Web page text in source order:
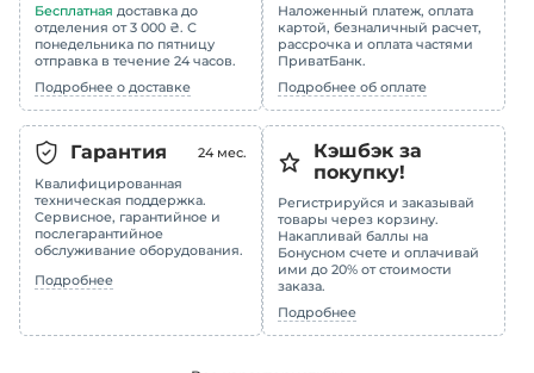
Бесплатная доставка до
отделения от 3 000 ₴. С
понедельника по пятницу
отправка в течение 24 часов.
Подробнее о доставке
Наложенный платеж, оплата
картой, безналичный расчет,
рассрочка и оплата частями
ПриватБанк.
Подробнее об оплате
Гарантия 24 мес.
Квалифицированная
техническая поддержка.
Сервисное, гарантийное и
послегарантийное
обслуживание оборудования.
Подробнее
Кэшбэк за
покупку!
Регистрируйся и заказывай
товары через корзину.
Накапливай баллы на
Бонусном счете и оплачивай
ими до 20% от стоимости
заказа.
Подробнее